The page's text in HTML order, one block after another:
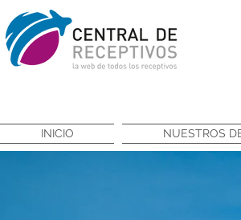
INICIO NUESTROS